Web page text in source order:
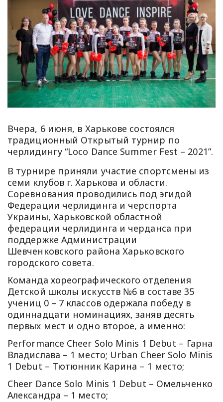
Вчера, 6 июня, в Харькове состоялся
традиционный Открытый турнир по
черлидингу “Loco Dance Summer Fest – 2021”.
В турнире приняли участие спортсмены из
семи клубов г. Харькова и области.
Соревнования проводились под эгидой
Федерации черлидинга и черспорта
Украины, Харьковской областной
федерации черлидинга и черданса при
поддержке Администрации
Шевченковского района Харьковского
городского совета.
Команда хореографического отделения
Детской школы искусств №6 в составе 35
учениц 0 – 7 классов одержала победу в
одиннадцати номинациях, заняв десять
первых мест и одно второе, а именно:
Performance Cheer Solo Minis 1 Debut – Гарна
Владислава – 1 место; Urban Cheer Solo Minis
1 Debut – Тютюнник Карина – 1 место;
Cheer Dance Solo Minis 1 Debut – Омельченко
Александра – 1 место;